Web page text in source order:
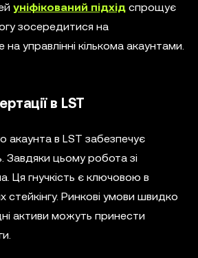
уніфікований підхід спрощує
зосередитися на
на управлінні кількома акаунтами.
в LST
акаунта в LST забезпечує
Завдяки цьому робота зі
Ця гнучкість є ключовою в
стейкінгу. Ринкові умови швидко
активи можуть принести